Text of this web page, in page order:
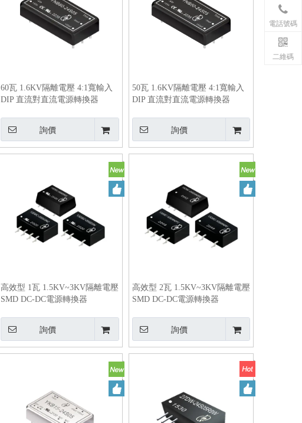
60瓦 1.6KV隔離電壓 4:1寬輸入
DIP 直流對直流電源轉換器
詢價
50瓦 1.6KV隔離電壓 4:1寬輸入
DIP 直流對直流電源轉換器
詢價
高效型 1瓦 1.5KV~3KV隔離電壓
SMD DC-DC電源轉換器
詢價
高效型 2瓦 1.5KV~3KV隔離電壓
SMD DC-DC電源轉換器
詢價
電話號碼
二維碼